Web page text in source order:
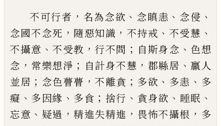
不可行者 ， 名為念欲 、 念瞋恚 、 念侵 、
念國不念死 ， 隨惡知識 ， 不持戒 、 不受慧 、
不攝意 、不受教 ，行不問 ； 自斯身念 、 色想
念 ， 常樂想淨 ； 自計身不慧 ， 郡縣居 、 羸人
並居 ； 念色瞢瞢 ，不離貪 ； 多欲 、 多恚 、 多
癡 、 多因緣 、 多食 ； 捨行 、 貪身欲 、 睡眠 、
忘意 、 疑過 ，精進失精進 ， 畏怖不攝根 ， 多